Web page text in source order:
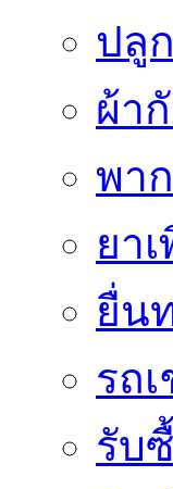
ปลู
ผ้า
พา
ยา
ยื่น
รถ
รับ